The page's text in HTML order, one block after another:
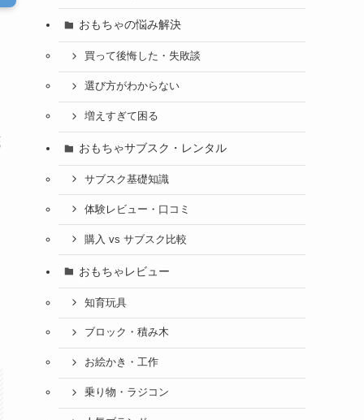
おもちゃの悩み解決
買って後悔した・失敗談
選び方がわからない
増えすぎて困る
おもちゃサブスク・レンタル
サブスク基礎知識
体験レビュー・口コミ
購入 vs サブスク比較
おもちゃレビュー
知育玩具
ブロック・積み木
お絵かき・工作
乗り物・ラジコン